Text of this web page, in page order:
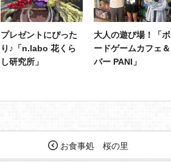
プレゼントにぴった
り♪「n.labo 花くら
し研究所」
大人の遊び場！「ボ
ードゲームカフェ＆
バー PANI」
お食事処 桜の里